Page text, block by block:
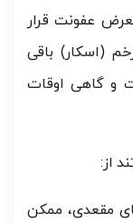
عفونت قرار
(اسکار) باقی
و گاهی اوقات
از:
مقعدی، ممکن